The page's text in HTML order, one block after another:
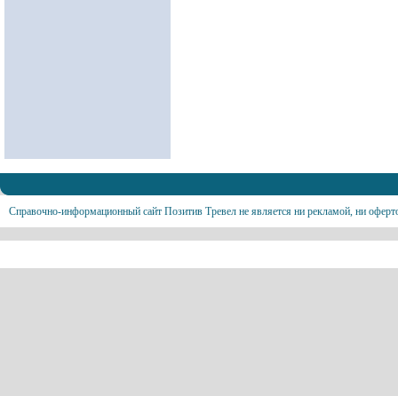
Справочно-информационный сайт Позитив Тревел не является ни рекламой, ни